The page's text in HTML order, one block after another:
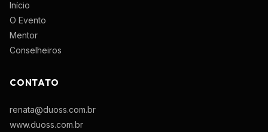
Início
O Evento
Mentor
Conselheiros
CONTATO
renata@duoss.com.br
www.duoss.com.br